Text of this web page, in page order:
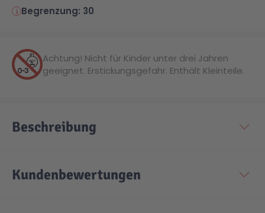
Speed Champions
Star Wars™
Technic
Wiltopia
Aktion
Spiel-Ei
Begrenzung: 30
Achtung! Nicht für Kinder unter drei Jahren
geeignet. Erstickungsgefahr. Enthält Kleinteile.
Beschreibung
Kundenbewertungen